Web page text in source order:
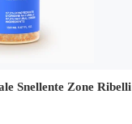
Snellente Zone Ribelli